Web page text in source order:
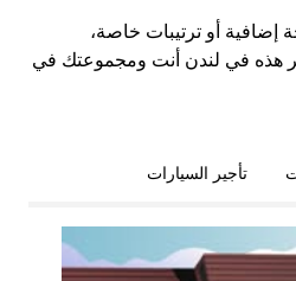
أو ترتيبات خاصة،
هذه في لندن أنت ومجموعتك في
تأجير السيارات